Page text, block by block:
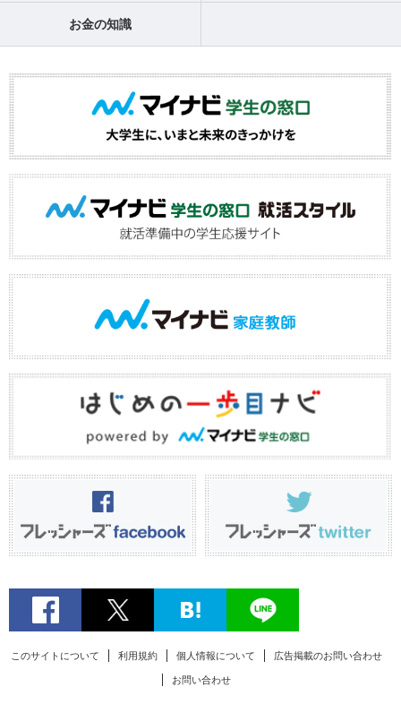
お金の知識
このサイトについて 利用規約 個人情報について 広告掲載のお問い合わせ
お問い合わせ